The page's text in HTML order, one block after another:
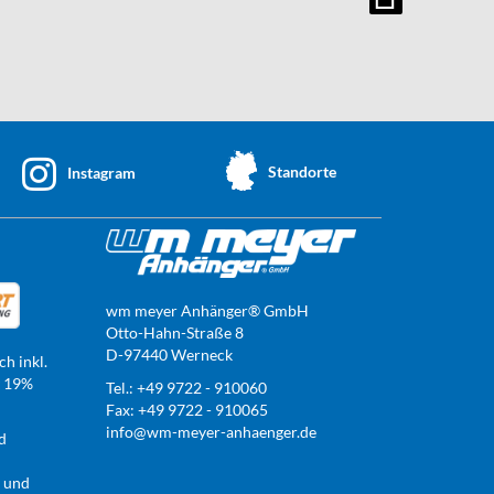
Instagram Standorte
inkl.
wm meyer Anhänger® GmbH
Otto-Hahn-Straße 8
D-97440 Werneck
Tel.: +49 9722 - 910060
Fax: +49 9722 - 910065
info@wm-meyer-anhaenger.de